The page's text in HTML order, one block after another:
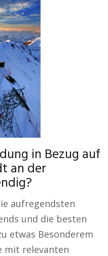
in Bezug auf
an der
aufregendsten
und die besten
etwas Besonderem
mit relevanten